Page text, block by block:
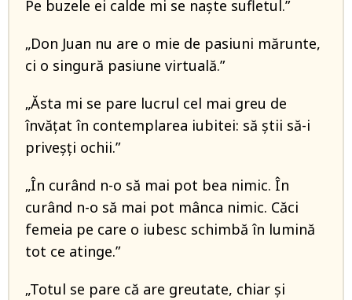
Pe buzele ei calde mi se naşte sufletul.”
„Don Juan nu are o mie de pasiuni mărunte,
ci o singură pasiune virtuală.”
„Ăsta mi se pare lucrul cel mai greu de
învățat în contemplarea iubitei: să știi să-i
priveșți ochii.”
„În curând n-o să mai pot bea nimic. În
curând n-o să mai pot mânca nimic. Căci
femeia pe care o iubesc schimbă în lumină
tot ce atinge.”
„Totul se pare că are greutate, chiar şi